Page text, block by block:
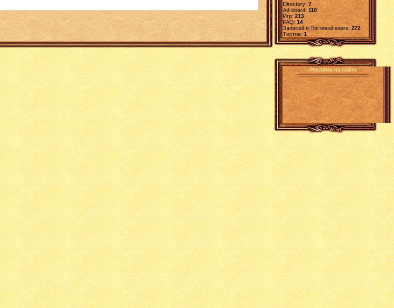
Directory: 7
Ad-board:110
Игр: 213
FAQ:14
Записей в Гостевой книге:272
Tестов: 1
Реклама на сайте